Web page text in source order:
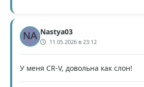
Nastya03
11.05.2026 в 23:12
У меня CR-V, довольна как слон!